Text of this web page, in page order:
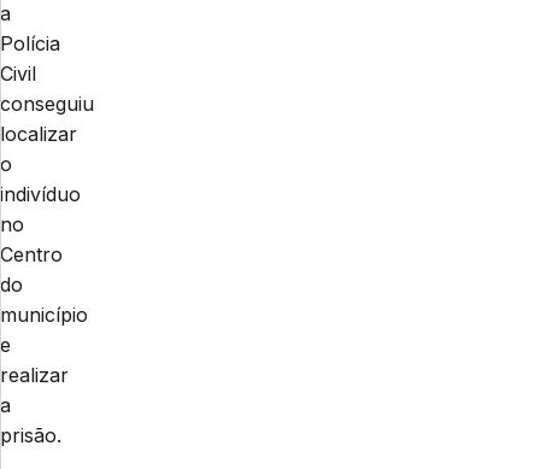
a
Polícia
Civil
conseguiu
localizar
o
indivíduo
no
Centro
do
município
e
realizar
a
prisão.